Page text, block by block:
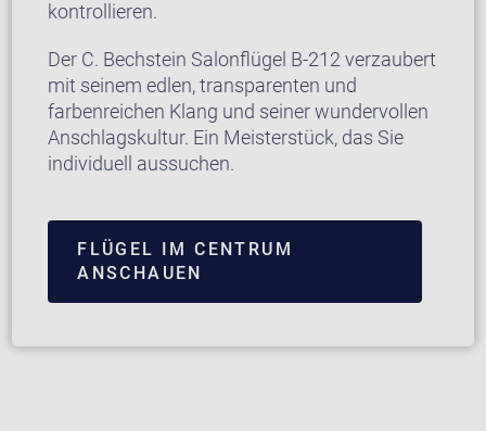
kontrollieren.
Der C. Bechstein Salonflügel B-212 verzaubert
mit seinem edlen, transparenten und
farbenreichen Klang und seiner wundervollen
Anschlagskultur. Ein Meisterstück, das Sie
individuell aussuchen.
FLÜGEL IM CENTRUM
ANSCHAUEN